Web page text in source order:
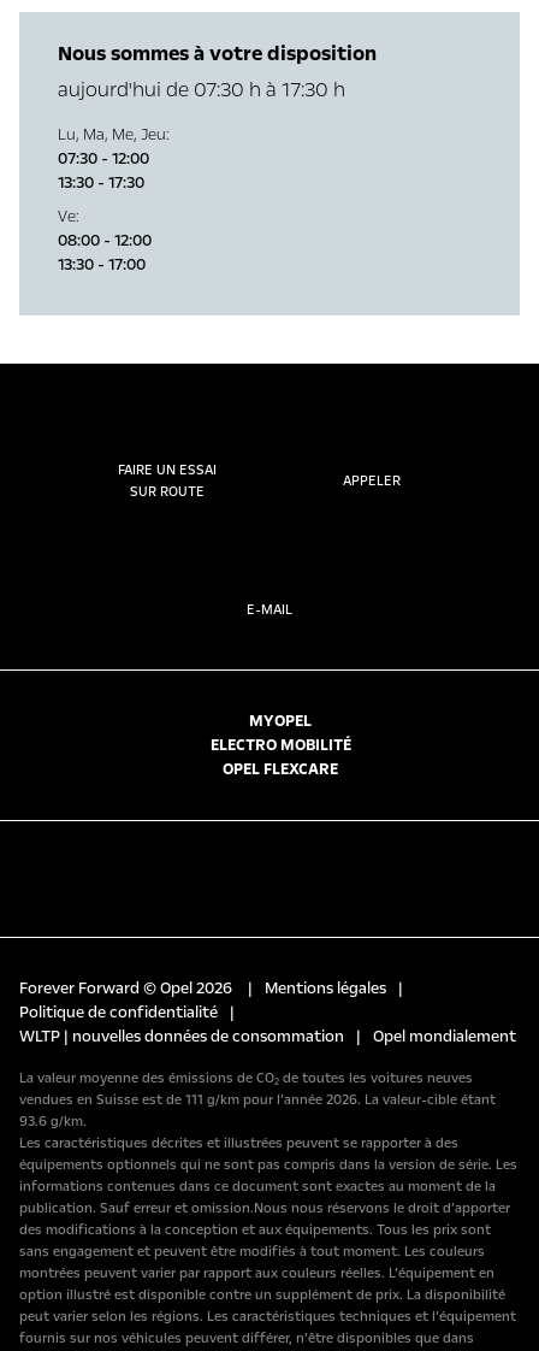
Nous sommes à votre disposition
aujourd'hui de 07:30 h à 17:30 h
Lu, Ma, Me, Jeu:
07:30 - 12:00
13:30 - 17:30
Ve:
08:00 - 12:00
13:30 - 17:00
FAIRE UN ESSAI
SUR ROUTE
APPELER
E-MAIL
MYOPEL
ELECTRO MOBILITÉ
OPEL FLEXCARE
Forever Forward © Opel 2026 | Mentions légales
|
Politique de confidentialité
|
WLTP | nouvelles données de consommation
| Opel mondialement
La valeur moyenne des émissions de CO₂ de toutes les voitures neuves
vendues en Suisse est de 111 g/km pour l’année 2026. La valeur-cible étant
93.6 g/km.
Les caractéristiques décrites et illustrées peuvent se rapporter à des
équipements optionnels qui ne sont pas compris dans la version de série. Les
informations contenues dans ce document sont exactes au moment de la
publication. Sauf erreur et omission.Nous nous réservons le droit d’apporter
des modifications à la conception et aux équipements. Tous les prix sont
sans engagement et peuvent être modifiés à tout moment. Les couleurs
montrées peuvent varier par rapport aux couleurs réelles. L’équipement en
option illustré est disponible contre un supplément de prix. La disponibilité
peut varier selon les régions. Les caractéristiques techniques et l’équipement
fournis sur nos véhicules peuvent différer, n’être disponibles que dans